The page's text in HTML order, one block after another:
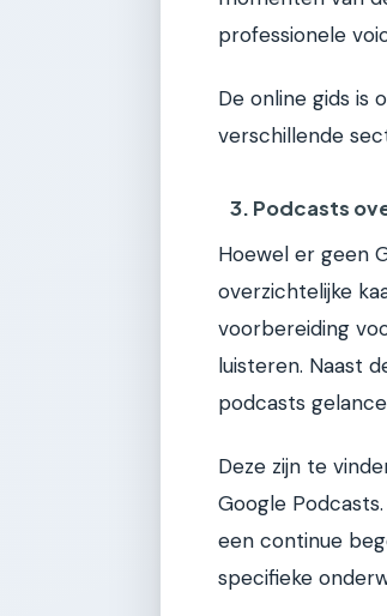
professionele
De online gids is
verschillende
3. Podcasts
Hoewel er geen
overzichtelijke
voorbereiding
luisteren. Naast
podcasts
Deze zijn te
Google
een continue
specifieke